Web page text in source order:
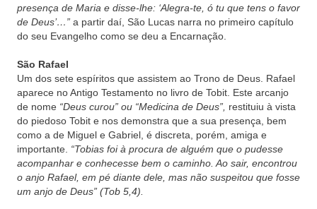
presença de Maria e disse-lhe: ‘Alegra-te, ó tu que tens o favor
de Deus’…” a partir daí, São Lucas narra no primeiro capítulo
do seu Evangelho como se deu a Encarnação.
São Rafael
Um dos sete espíritos que assistem ao Trono de Deus. Rafael
aparece no Antigo Testamento no livro de Tobit. Este arcanjo
de nome “Deus curou” ou “Medicina de Deus”, restituiu à vista
do piedoso Tobit e nos demonstra que a sua presença, bem
como a de Miguel e Gabriel, é discreta, porém, amiga e
importante. “Tobias foi à procura de alguém que o pudesse
acompanhar e conhecesse bem o caminho. Ao sair, encontrou
o anjo Rafael, em pé diante dele, mas não suspeitou que fosse
um anjo de Deus” (Tob 5,4).